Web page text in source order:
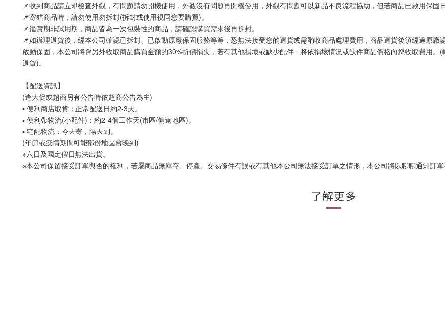
📌收到商品請立即檢查外觀，有問題請勿開機使用，外觀沒有問題再開機使用，外觀有問題可以新品不良流程協助，但若商品已啟用保
📌寄錯商品時，請勿使用勿拆封(拆封或使用視同您要購買)。
📌鑑賞期非試用期，商品皆為一次包裝性的商品，請確認購買需求後再拆封。
📌如辦理退貨後，經本公司確認已拆封、已啟動原廠保固服務等等，恐無法接受您的退貨或需酌收商品處理費用，商品退貨後須經過原
啟動保固，本公司將會另外收取商品購買金額的30%折價損失，若有其他損壞或缺少配件，將依損壞情況或缺件商品價格向您收取費用
退貨)。
【配送資訊】
(逢大促或超商另有公告時依超商公告為主)
▪ 便利商店取貨：正常配送日約2-3天。
▪ 便利帶物流(小配件)：約2-4個工作天(市區/偏遠地區)。
▪ 宅配物流：今天寄，隔天到。
(年節或疫情期間可能部份地區會晚到)
※六日及國定假日無法出貨。
※本公司保留接受訂單與否的權利，若屬商品無庫存、停產、交易條件有誤或有其他本公司無法接受訂單之情形，本公司將以聊聊通知訂
了解更多